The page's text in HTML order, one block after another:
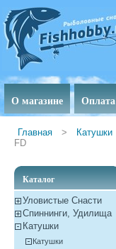
О магазине Оплата
Главная > Катушки
FD
Каталог
Уловистые Снасти
Спиннинги, Удилища
Катушки
Катушки